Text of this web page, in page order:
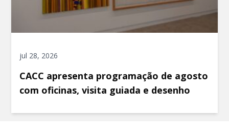
jul 28, 2026
CACC apresenta programação de agosto
com oficinas, visita guiada e desenho